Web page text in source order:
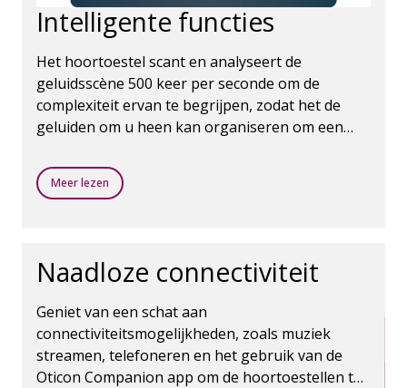
Intelligente functies
Het hoortoestel scant en analyseert de
geluidsscène 500 keer per seconde om de
complexiteit ervan te begrijpen, zodat het de
geluiden om u heen kan organiseren om een
geluiden te creëren.
Meer lezen
Naadloze connectiviteit
Geniet van een schat aan
connectiviteitsmogelijkheden, zoals muziek
streamen, telefoneren en het gebruik van de
Oticon Companion app om de hoortoestellen te